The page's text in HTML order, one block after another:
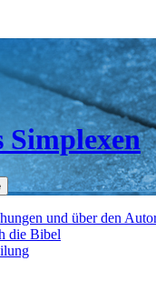
Simplexen
und über den
die Bibel